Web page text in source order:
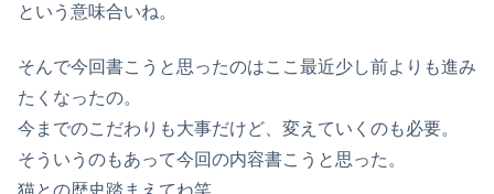
という意味合いね。
そんで今回書こうと思ったのはここ最近少し前よりも進み
たくなったの。
今までのこだわりも大事だけど、変えていくのも必要。
そういうのもあって今回の内容書こうと思った。